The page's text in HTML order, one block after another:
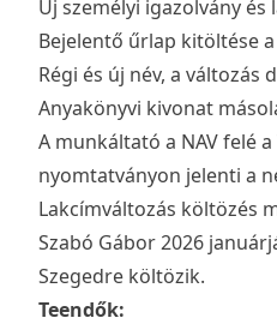
Új személyi igazolvány
Bejelentő űrlap kitöltése
Régi és új név, a változás
Anyakönyvi kivonat
A munkáltató a NAV felé a
nyomtatványon jelenti a
Lakcímváltozás költözés
Szabó Gábor 2026
Szegedre költözik.
Teendők: